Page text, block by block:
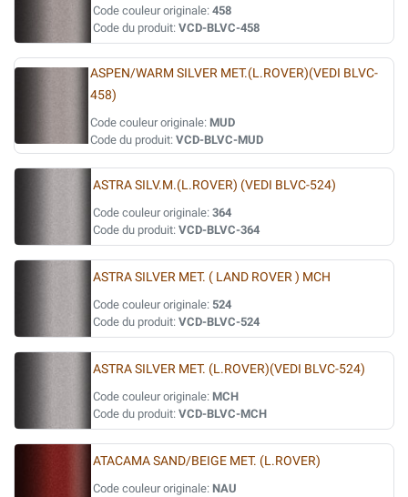
Code couleur originale: 458
Code du produit: VCD-BLVC-458
ASPEN/WARM SILVER MET.(L.ROVER)(VEDI BLVC-
458)
Code couleur originale: MUD
Code du produit: VCD-BLVC-MUD
ASTRA SILV.M.(L.ROVER) (VEDI BLVC-524)
Code couleur originale: 364
Code du produit: VCD-BLVC-364
ASTRA SILVER MET. ( LAND ROVER ) MCH
Code couleur originale: 524
Code du produit: VCD-BLVC-524
ASTRA SILVER MET. (L.ROVER)(VEDI BLVC-524)
Code couleur originale: MCH
Code du produit: VCD-BLVC-MCH
ATACAMA SAND/BEIGE MET. (L.ROVER)
Code couleur originale: NAU